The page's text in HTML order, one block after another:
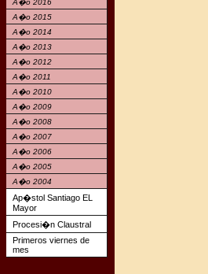
A�o 2016
A�o 2015
A�o 2014
A�o 2013
A�o 2012
A�o 2011
A�o 2010
A�o 2009
A�o 2008
A�o 2007
A�o 2006
A�o 2005
A�o 2004
Ap�stol Santiago EL
Mayor
Procesi�n Claustral
Primeros viernes de
mes